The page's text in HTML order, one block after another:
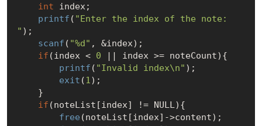
int index;
printf ( "Enter the index of the note:
" );
scanf ( "%d" , &index);
if (index < 0 || index >= noteCount){
printf ( "Invalid index\n" );
exit (1);
if (noteList[index] != NULL){
free (noteList[index]->content);